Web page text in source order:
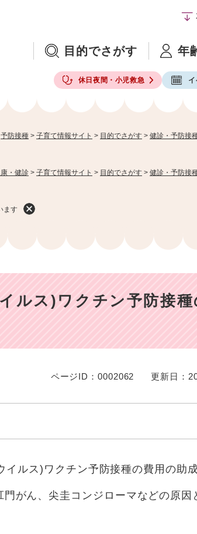
目的でさがす 年
休日夜間・小児救急
予防接種 > 子育て情報サイト > 目的でさがす > 健診・予防接
・健診 > 子育て情報サイト > 目的でさがす > 健診・予防接
ます
ルス)ワクチン予防接
ページID：0002062 更新日：
ルス)ワクチン予防接種の費用の助
がん、尖圭コンジローマなどの原